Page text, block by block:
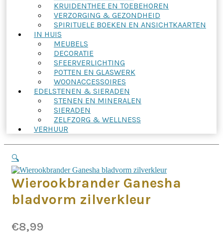
KRUIDENTHEE EN TOEBEHOREN
VERZORGING & GEZONDHEID
SPIRITUELE BOEKEN EN ANSICHTKAARTEN
IN HUIS
MEUBELS
DECORATIE
SFEERVERLICHTING
POTTEN EN GLASWERK
WOONACCESSOIRES
EDELSTENEN & SIERADEN
STENEN EN MINERALEN
SIERADEN
ZELFZORG & WELLNESS
VERHUUR
🔍
Wierookbrander Ganesha
bladvorm zilverkleur
€8,99